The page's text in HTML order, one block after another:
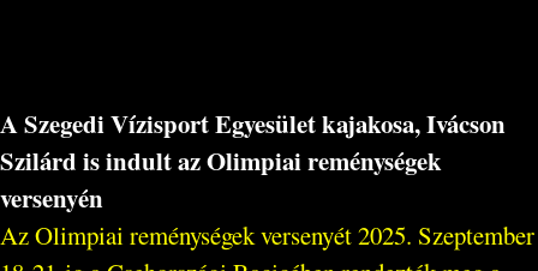
A Szegedi Vízisport Egyesület kajakosa, Ivácson
Szilárd is indult az Olimpiai reménységek
versenyén
Az Olimpiai reménységek versenyét 2025. Szeptember